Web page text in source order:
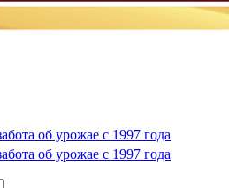
об урожае с 1997 года
об урожае с 1997 года